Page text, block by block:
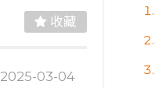
收藏
2025-03-04